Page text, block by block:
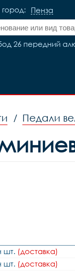
Пенза
26 передний
/ Педали
шт. (доставка)
шт. (доставка)